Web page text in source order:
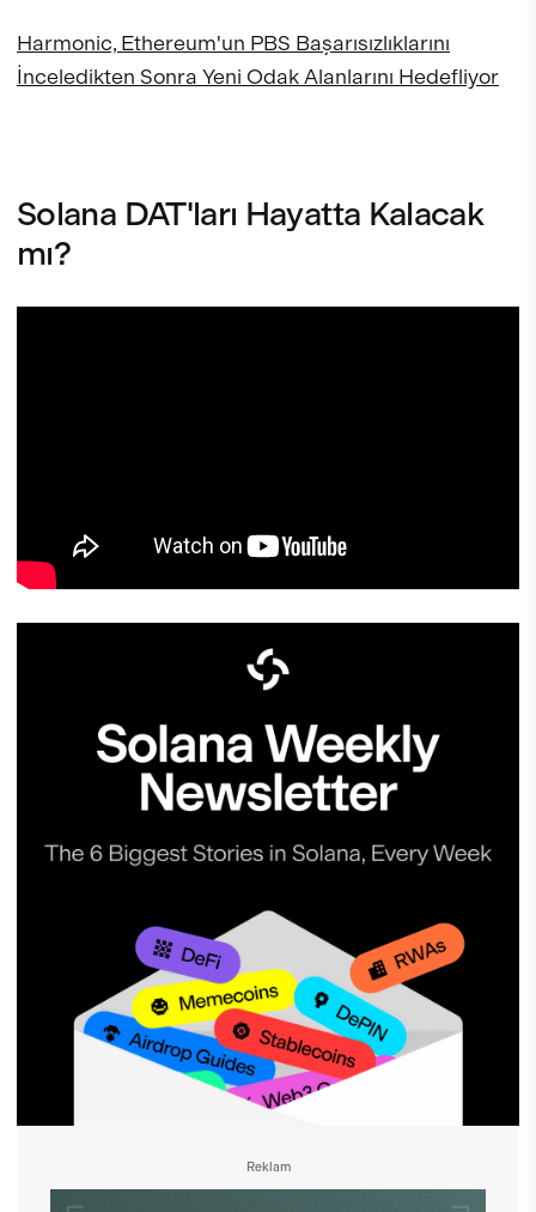
Harmonic, Ethereum'un PBS Başarısızlıklarını
İnceledikten Sonra Yeni Odak Alanlarını Hedefliyor
Solana DAT'ları Hayatta Kalacak
mı?
Reklam